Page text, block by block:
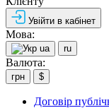
Увійти в кабінет
Мова:
ua ru
Валюта:
грн $
Договір